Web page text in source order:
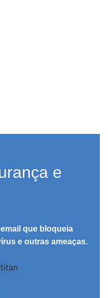
e
que bloqueia
e outras ameaças.